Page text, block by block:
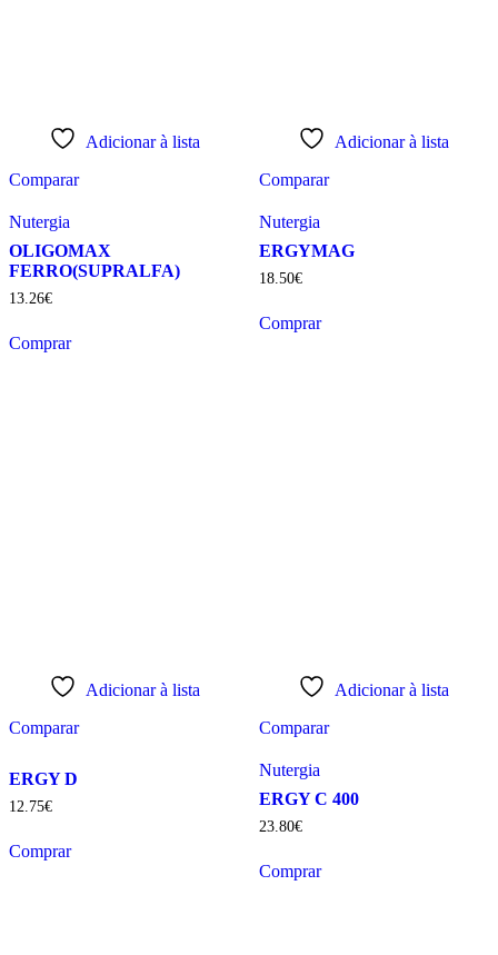
Adicionar à lista
Comparar
Nutergia
OLIGOMAX
FERRO(SUPRALFA)
13 26€
Comprar
Adicionar à lista
Comparar
Nutergia
ERGYMAG
18. 50€
Comprar
Adicionar à lista
Comparar
ERGY D
12.75€
Comprar
Adicionar à lista
Comparar
Nutergia
ERGY C 400
23.80€
Comprar